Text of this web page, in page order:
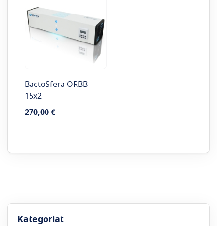
BactoSfera ORBB
15x2
270,00 €
Kategoriat